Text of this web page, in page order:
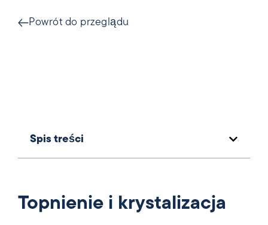
Powrót do przeglądu
Spis treści
Topnienie i krystalizacja